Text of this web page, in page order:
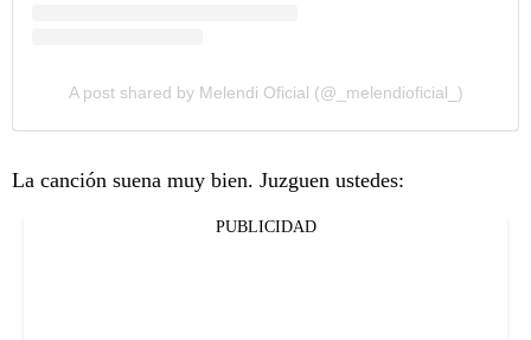
A post shared by Melendi Oficial (@_melendioficial_)
La canción suena muy bien. Juzguen ustedes:
PUBLICIDAD